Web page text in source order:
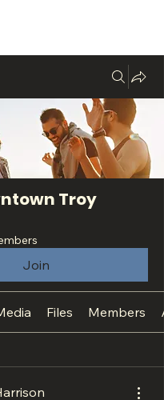
Troy
Join
Files Members